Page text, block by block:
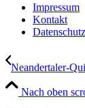
Impressum
Kontakt
Datenschutz
Neandertaler-
Nach oben